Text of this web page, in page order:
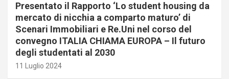
Presentato il Rapporto ‘Lo student housing da
mercato di nicchia a comparto maturo’ di
Scenari Immobiliari e Re.Uni nel corso del
convegno ITALIA CHIAMA EUROPA – Il futuro
degli studentati al 2030
11 Luglio 2024